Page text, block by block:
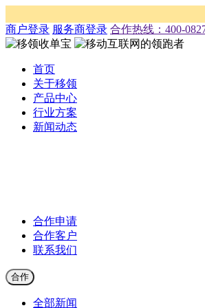
从事违法行为的重要声明 近期，移领
商户登录 服务商登录 合作热线：‭400-
首页
关于移领
产品中心
行业方案
新闻动态
合作申请
合作客户
联系我们
合作
全部新闻